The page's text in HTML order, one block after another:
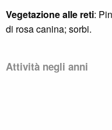
Vegetazione alle reti:
di rosa canina; sorbi.
Attività negli anni